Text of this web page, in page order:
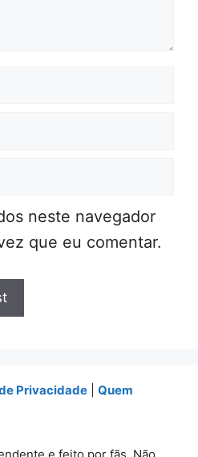
neste navegador
que eu comentar.
Privacidade
Quem